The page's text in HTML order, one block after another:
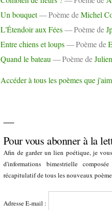
Un bouquet
Poème deMichel
L'Étendoir aux Fées
Poème de
Entre chiens et loups
Poème de
Quand le bateau
Poème de
Accéder à tous les poèmes que
Pour vous abonner à la
Afin de garder un lien poétique, je
d'informations bimestrielle
récapitulatif de tous les nouveaux
Adresse E-mail :